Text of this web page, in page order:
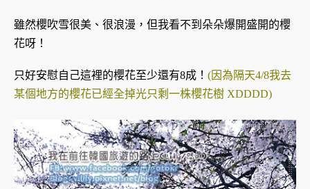
雖然櫻吹雪很美、很浪漫，但我看不到朵朵爆開盛開的櫻
花呀！
只好安慰自己這裡的櫻花至少還有8成！ (因為隔天4/8我去
某個地方的櫻花已經全掉光只剩一株櫻花樹 XDDDD)